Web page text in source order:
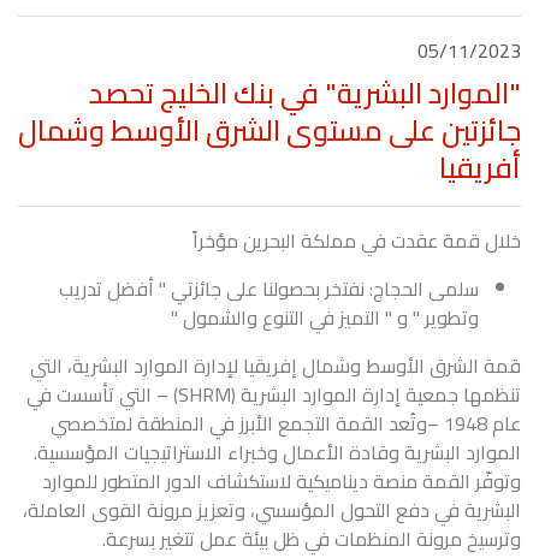
05/11/2023
"الموارد البشرية" في بنك الخليج تحصد
جائزتين على مستوى الشرق الأوسط وشمال
أفريقيا
خلال قمة عقدت في مملكة البحرين مؤخراً
سلمى الحجاج: نفتخر بحصولنا على جائزتي " أفضل تدريب
وتطوير " و " التميز في التنوع والشمول "
قمة الشرق الأوسط وشمال إفريقيا لإدارة الموارد البشرية، التي
تنظمها جمعية إدارة الموارد البشرية (SHRM) – التي تأسست في
عام 1948 –وتُعد القمة التجمع الأبرز في المنطقة لمتخصصي
الموارد البشرية وقادة الأعمال وخبراء الاستراتيجيات المؤسسية.
وتوفّر القمة منصة ديناميكية لاستكشاف الدور المتطور للموارد
البشرية في دفع التحول المؤسسي، وتعزيز مرونة القوى العاملة،
وترسيخ مرونة المنظمات في ظل بيئة عمل تتغير بسرعة.